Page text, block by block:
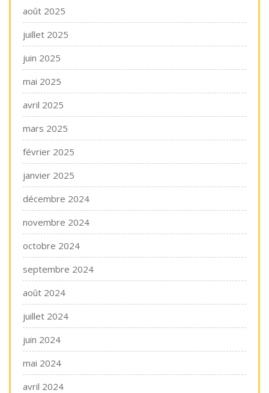
août 2025
juillet 2025
juin 2025
mai 2025
avril 2025
mars 2025
février 2025
janvier 2025
décembre 2024
novembre 2024
octobre 2024
septembre 2024
août 2024
juillet 2024
juin 2024
mai 2024
avril 2024